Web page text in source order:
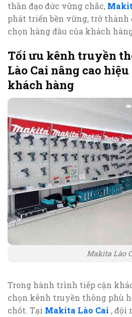
thần đạo đức vững chắc,
phát triển bền vững, trở
chọn hàng đầu của khách
Tối ưu kênh truyền
Lào Cai nâng cao
khách hàng
Makita Lào
Trong hành trình tiếp cận
chọn kênh truyền thông phù
chốt. Tại Makita Lào Cai , đội